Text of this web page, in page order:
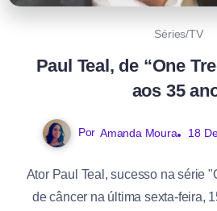
Séries/TV
Paul Teal, de “One
aos 35
Por Amanda Moura 18
Ator Paul Teal, sucesso na série
de câncer na última sexta-feira,